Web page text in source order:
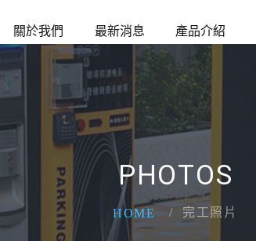
關於我們 最新消息 產品介紹
PHOTOS
HOME 完工照片